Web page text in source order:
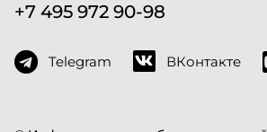
+7 495 972 90-98
Telegram ВКонтакте